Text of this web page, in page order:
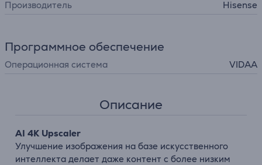
Производитель
Hisense
Программное обеспечение
Операционная система VIDAA
Описание
AI 4K Upscaler
Улучшение изображения на базе искусственного
интеллекта делает даже контент с более низким